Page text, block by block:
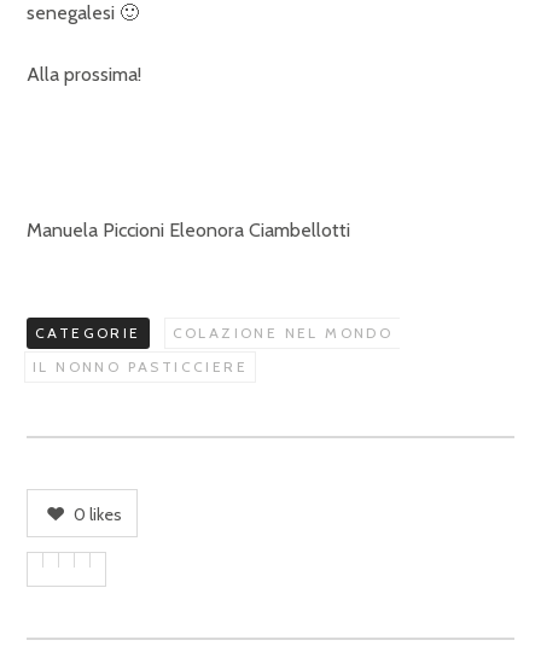
senegalesi 🙂
Alla prossima!
Manuela Piccioni Eleonora Ciambellotti
CATEGORIE
COLAZIONE NEL MONDO
IL NONNO PASTICCIERE
0 likes